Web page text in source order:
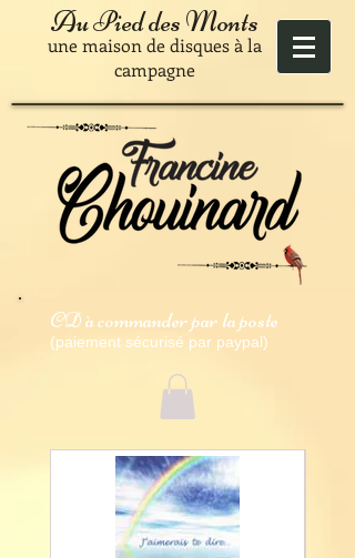
Au Pied des Monts
une maison de disques à la
campagne
CD à commander par la poste
(paiement sécurisé par paypal)